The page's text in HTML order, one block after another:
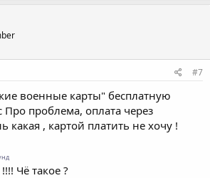
#7
военные карты" бесплатную
Про проблема, оплата через
какая , картой платить не хочу !
Чё такое ?